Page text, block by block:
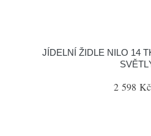
JÍDELNÍ ŽIDLE NILO 14
2 598 Kč